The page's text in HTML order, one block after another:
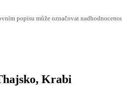
popisu může označovat
Krabi